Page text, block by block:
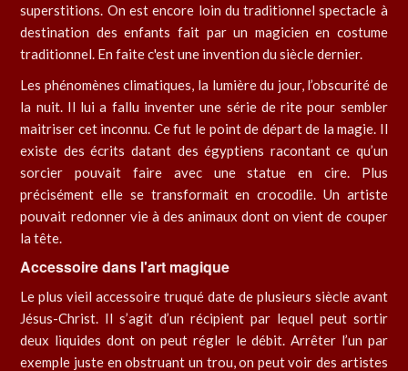
superstitions. On est encore loin du traditionnel spectacle à
destination des enfants fait par un magicien en costume
traditionnel. En faite c'est une invention du siècle dernier.
Les phénomènes climatiques, la lumière du jour, l’obscurité de
la nuit. Il lui a fallu inventer une série de rite pour sembler
maitriser cet inconnu. Ce fut le point de départ de la magie. Il
existe des écrits datant des égyptiens racontant ce qu’un
sorcier pouvait faire avec une statue en cire. Plus
précisément elle se transformait en crocodile. Un artiste
pouvait redonner vie à des animaux dont on vient de couper
la tête.
Accessoire dans l'art magique
Le plus vieil accessoire truqué date de plusieurs siècle avant
Jésus-Christ. Il s’agit d’un récipient par lequel peut sortir
deux liquides dont on peut régler le débit. Arrêter l’un par
exemple juste en obstruant un trou, on peut voir des artistes